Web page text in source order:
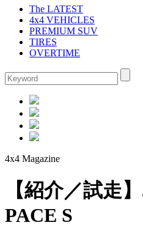
The LATEST
4x4 VEHICLES
PREMIUM SUV
TIRES
OVERTIME
4x4 Magazine
【紹介／試走
PACE S